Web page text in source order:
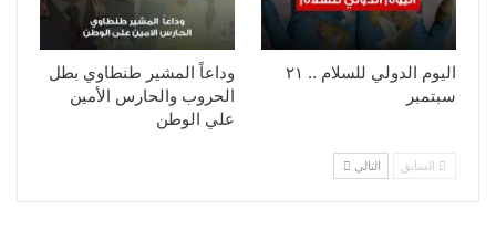
وداعاً المشير طنطاوي بطل
الحروب والحارس الأمين
علي الوطن
اليوم الدولي للسلام .. ٢١
سبتمبر
السابق التالي